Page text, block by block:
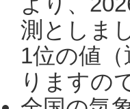
測としま
1位の値
りますの